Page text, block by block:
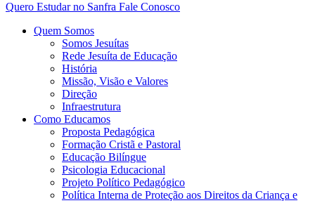
Quero Estudar no Sanfra Fale Conosco
Quem Somos
Somos Jesuítas
Rede Jesuíta de Educação
História
Missão, Visão e Valores
Direção
Infraestrutura
Como Educamos
Proposta Pedagógica
Formação Cristã e Pastoral
Educação Bilíngue
Psicologia Educacional
Projeto Político Pedagógico
Política Interna de Proteção aos Direitos da Criança e